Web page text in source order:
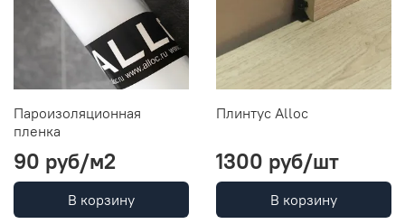
Пароизоляционная
пленка
90 руб/м2
В корзину
Плинтус Alloc
1300 руб/шт
В корзину